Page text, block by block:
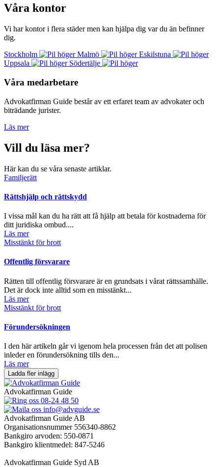
Våra kontor
Vi har kontor i flera städer men kan hjälpa dig var du än befinner
dig.
Stockholm
Malmö
Eskilstuna
Uppsala
Södertälje
Våra medarbetare
Advokatfirman Guide består av ett erfaret team av advokater och
biträdande jurister.
Läs mer
Vill du läsa mer?
Här kan du se våra senaste artiklar.
Familjerätt
Rättshjälp och rättskydd
I vissa mål kan du ha rätt att få hjälp att betala för kostnaderna för
ditt juridiska ombud....
Läs mer
Misstänkt för brott
Offentlig försvarare
Rätten till offentlig försvarare är en grundsats i vårat rättssamhälle.
Det är dock inte alltid som en misstänkt...
Läs mer
Misstänkt för brott
Förundersökningen
I den här artikeln går vi igenom hela processen från det att polisen
inleder en förundersökning tills den...
Läs mer
Ladda fler inlägg
Advokatfirman Guide
08-24 48 50
info@advguide.se
Advokatfirman Guide AB
Organisationsnummer 556340-8862
Bankgiro arvoden: 550-0871
Bankgiro klientmedel: 847-5246
Advokatfirman Guide Syd AB